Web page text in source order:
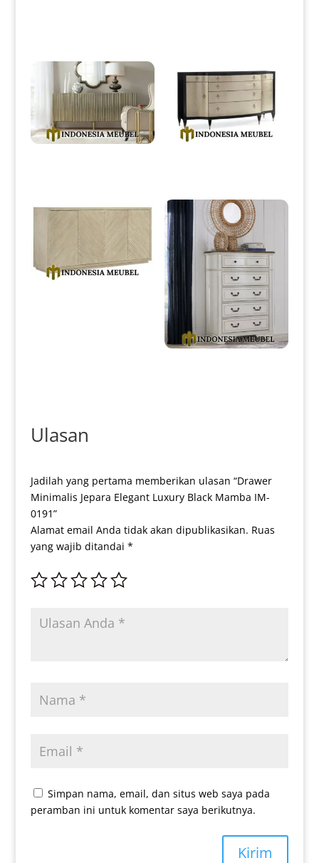
Ulasan
Jadilah yang pertama memberikan ulasan “Drawer
Minimalis Jepara Elegant Luxury Black Mamba IM-
0191”
Alamat email Anda tidak akan dipublikasikan. Ruas
yang wajib ditandai *
Simpan nama, email, dan situs web saya pada
peramban ini untuk komentar saya berikutnya.
Kirim